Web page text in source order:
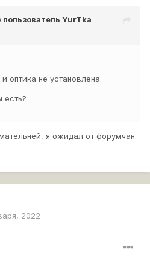
YurTka
оптика не установлена.
есть?
я ожидал от форумчан
2022